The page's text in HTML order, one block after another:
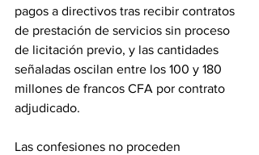
pagos a directivos tras recibir contratos
de prestación de servicios sin proceso
de licitación previo, y las cantidades
señaladas oscilan entre los 100 y 180
millones de francos CFA por contrato
adjudicado.
Las confesiones no proceden